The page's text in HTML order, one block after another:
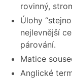
rovinný,
Úlohy
nejlevnější
párování.
Matice
Anglické